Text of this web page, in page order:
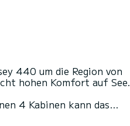
440 um die Region von
hohen Komfort auf See.
4 Kabinen kann das